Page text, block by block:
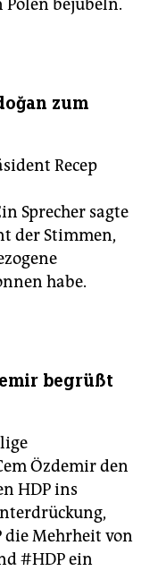
Polen bejubeln.
zum
Recep
Sprecher sagte
der Stimmen,
habe.
begrüßt
Özdemir den
HDP ins
die Mehrheit von
#HDP ein